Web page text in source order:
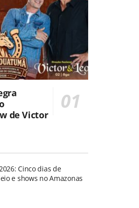
de Victor
Cinco dias de
e shows no Amazonas